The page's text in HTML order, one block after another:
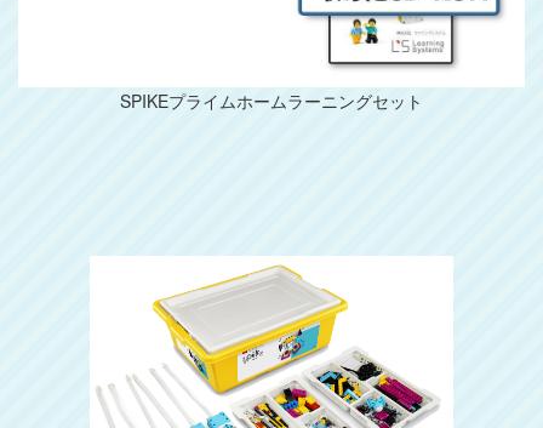
SPIKEプライムホームラーニングセット